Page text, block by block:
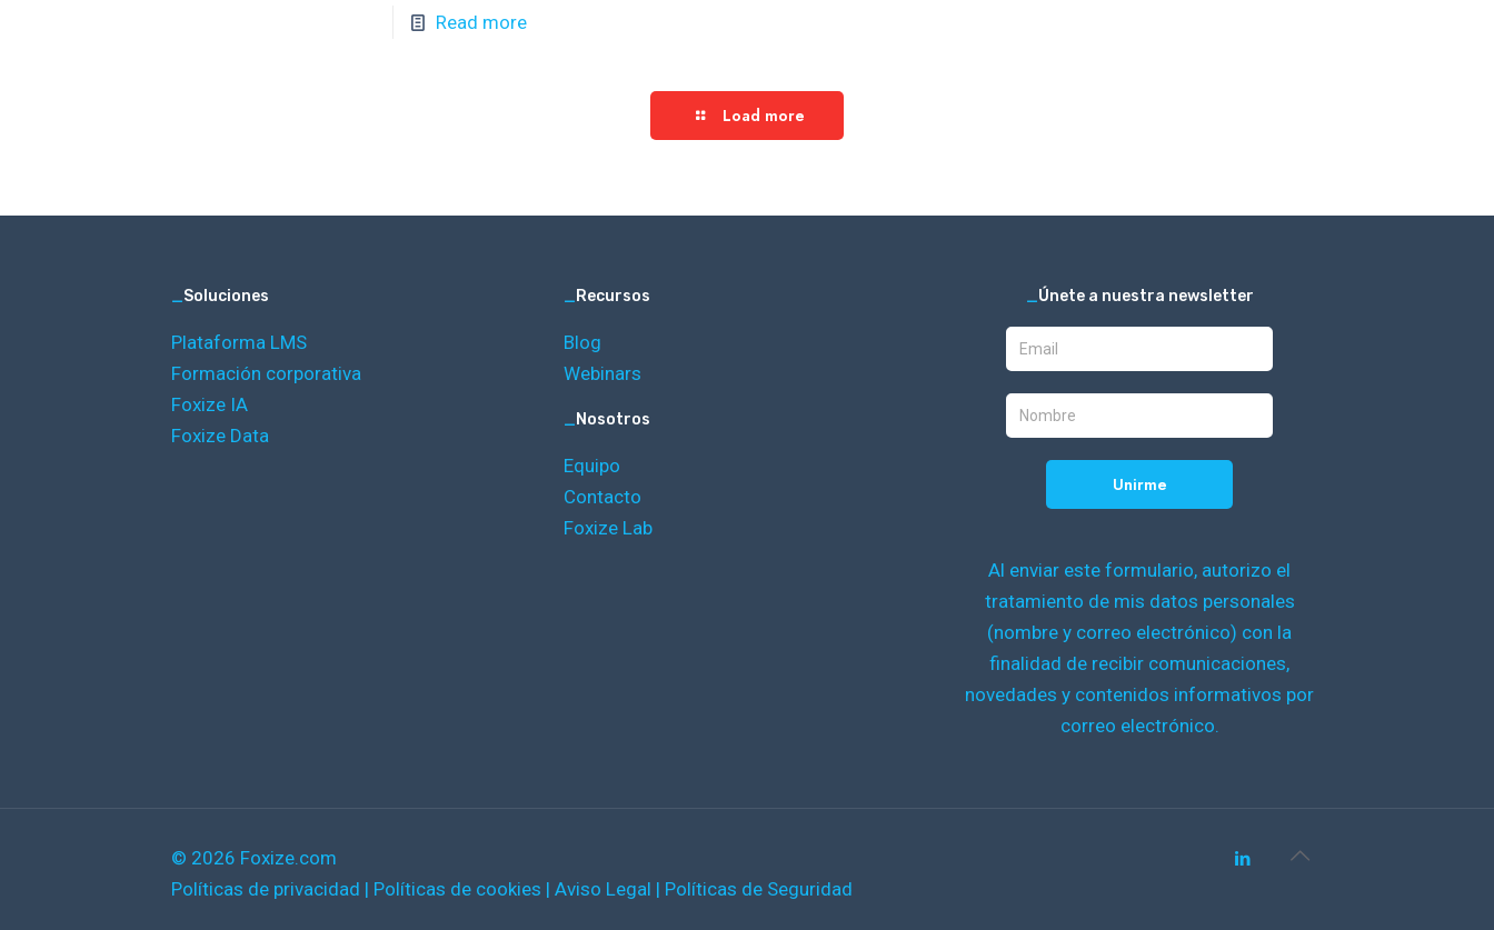
Read more
Load more
_Soluciones
Plataforma LMS
Formación corporativa
Foxize IA
Foxize Data
_Recursos
Blog
Webinars
_Nosotros
Equipo
Contacto
Foxize Lab
_Únete a nuestra newsletter
Al enviar este formulario, autorizo el
tratamiento de mis datos personales
(nombre y correo electrónico) con la
finalidad de recibir comunicaciones,
novedades y contenidos informativos por
correo electrónico.
© 2026 Foxize.com
Políticas de privacidad | Políticas de cookies | Aviso Legal | Políticas de Seguridad